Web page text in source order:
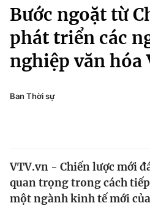
Chuyên mục
Chính trị
Xã hội
Pháp luật
Thế giới
Tin tức
Kinh tế
Kinh tế
Thể thao
Truyền hình
Văn hóa - Giải trí
Y tế
Công nghệ
Bước ngoặt từ
phát triển các
nghiệp văn hóa
Ban Thời sự
VTV.vn - Chiến lược mới
quan trọng trong cách
một ngành kinh tế mới